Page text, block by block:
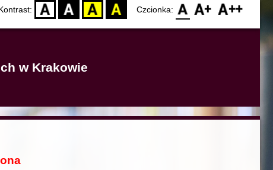
D BW YB BY Czcionka: F0 F1 F2
w Krakowie